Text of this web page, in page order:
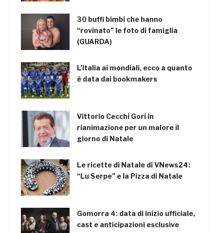
30 buffi bimbi che hanno
“rovinato” le foto di famiglia
(GUARDA)
L’Italia ai mondiali, ecco a quanto
è data dai bookmakers
Vittorio Cecchi Gori in
rianimazione per un malore il
giorno di Natale
Le ricette di Natale di VNews24:
“Lu Serpe” e la Pizza di Natale
Gomorra 4: data di inizio ufficiale,
cast e anticipazioni esclusive